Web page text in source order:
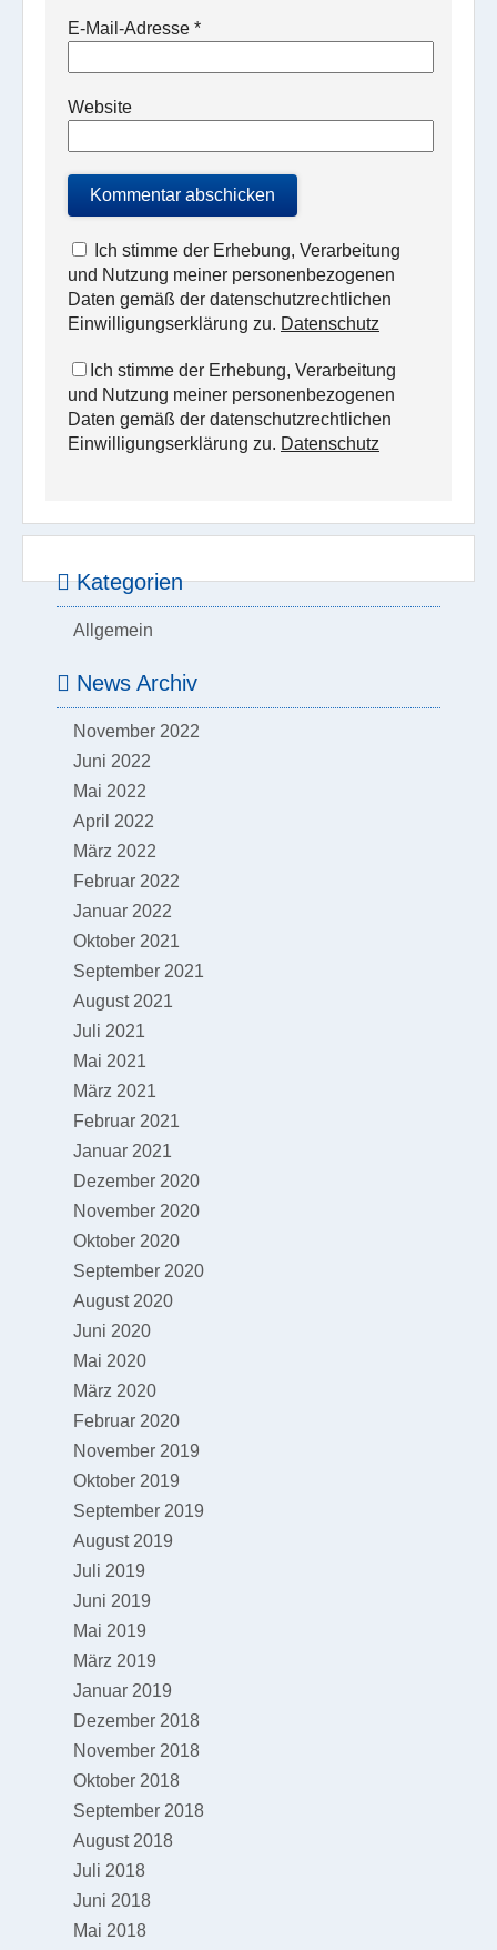
E-Mail-Adresse *
Website
Ich stimme der Erhebung, Verarbeitung
und Nutzung meiner personenbezogenen
Daten gemäß der datenschutzrechtlichen
Einwilligungserklärung zu. Datenschutz
Ich stimme der Erhebung, Verarbeitung
und Nutzung meiner personenbezogenen
Daten gemäß der datenschutzrechtlichen
Einwilligungserklärung zu. Datenschutz
Kategorien
Allgemein
News Archiv
November 2022
Juni 2022
Mai 2022
April 2022
März 2022
Februar 2022
Januar 2022
Oktober 2021
September 2021
August 2021
Juli 2021
Mai 2021
März 2021
Februar 2021
Januar 2021
Dezember 2020
November 2020
Oktober 2020
September 2020
August 2020
Juni 2020
Mai 2020
März 2020
Februar 2020
November 2019
Oktober 2019
September 2019
August 2019
Juli 2019
Juni 2019
Mai 2019
März 2019
Januar 2019
Dezember 2018
November 2018
Oktober 2018
September 2018
August 2018
Juli 2018
Juni 2018
Mai 2018